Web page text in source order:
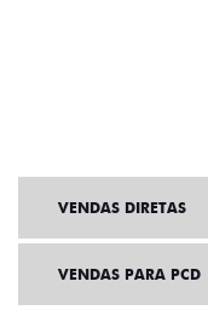
VENDAS DIRETAS
VENDAS PARA PCD